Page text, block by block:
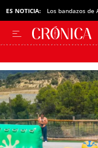
ES NOTICIA: Los bandazos de